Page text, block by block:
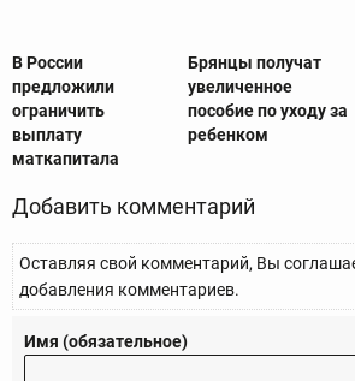
В России
предложили
ограничить
выплату
маткапитала
Брянцы получат
увеличенное
пособие по уходу за
ребенком
Добавить комментарий
Оставляя свой комментарий, Вы
добавления комментариев.
Имя (обязательное)